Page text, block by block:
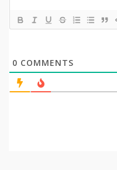
0 COMMENTS